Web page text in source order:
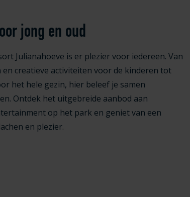
jong en oud
Julianahoeve is er plezier voor iedereen. Van
creatieve activiteiten voor de kinderen tot
het hele gezin, hier beleef je samen
Ontdek het uitgebreide aanbod aan
op het park en geniet van een
en plezier.